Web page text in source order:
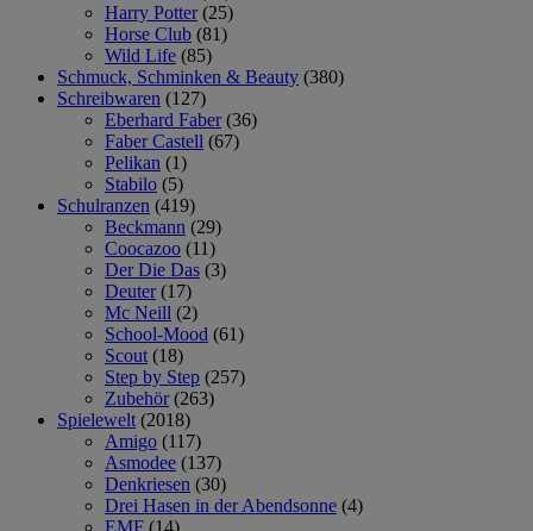
Harry Potter (25)
Horse Club (81)
Wild Life (85)
Schmuck, Schminken & Beauty (380)
Schreibwaren (127)
Eberhard Faber (36)
Faber Castell (67)
Pelikan (1)
Stabilo (5)
Schulranzen (419)
Beckmann (29)
Coocazoo (11)
Der Die Das (3)
Deuter (17)
Mc Neill (2)
School-Mood (61)
Scout (18)
Step by Step (257)
Zubehör (263)
Spielewelt (2018)
Amigo (117)
Asmodee (137)
Denkriesen (30)
Drei Hasen in der Abendsonne (4)
EMF (14)